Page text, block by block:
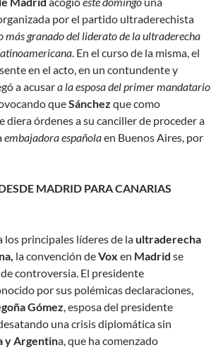
por el partido ultraderechista
más granado del liderato de la ultraderecha
. En el curso de la misma, el
en el acto, en un contundente y
a acusara la esposa del primer mandatario
queSánchez que como
diera órdenes a su canciller de proceder a
embajadora españolaen Buenos Aires, por
MADRID PARA CANARIAS
los principales líderes de laultraderecha
la convención deVox en Madrid se
controversia. El presidente
por sus polémicas declaraciones,
Gómez, esposa del presidente
una crisis diplomática sin
y Argentina, que ha comenzado